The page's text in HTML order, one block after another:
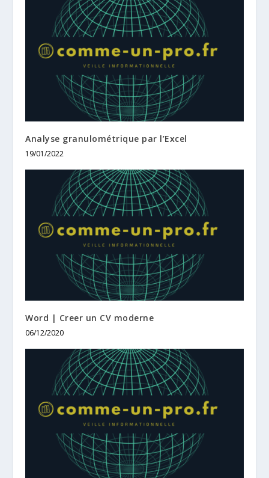
Analyse granulométrique par l’Excel
19/01/2022
Word | Creer un CV moderne
06/12/2020